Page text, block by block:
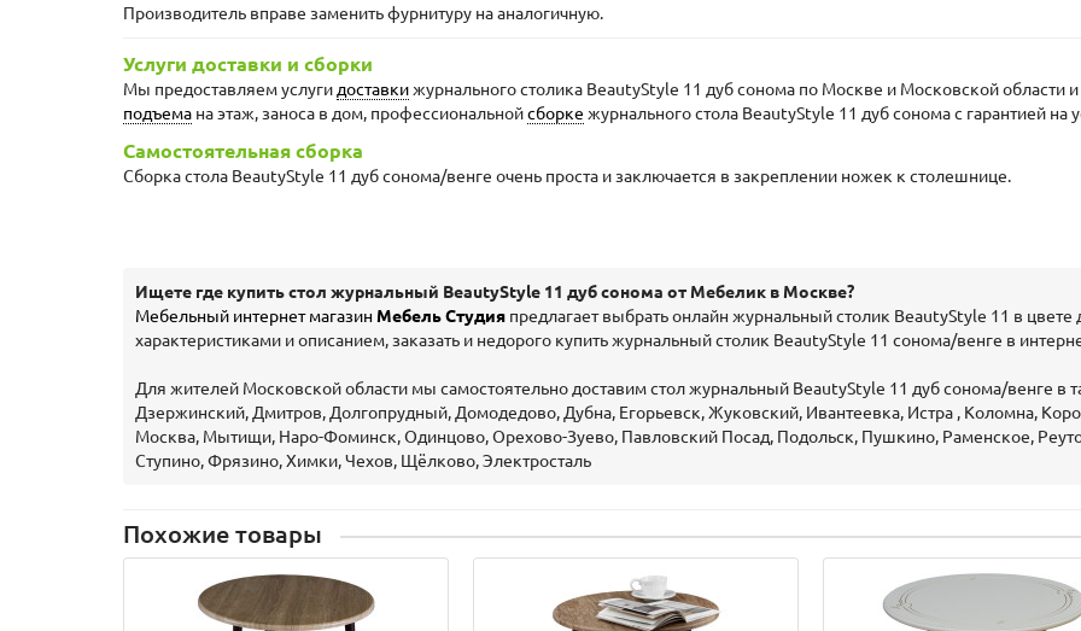
Производитель вправе заменить фурнитуру на аналогичную.
Услуги доставки и сборки
Мы предоставляем услуги доставкижурнального столика BeautyStyle 11 дуб сонома по Москве и Московской области
подъема на этаж, заноса в дом, профессиональнойсборке журнального стола BeautyStyle 11 дуб сонома с гарантией на
Самостоятельная сборка
Сборка стола BeautyStyle 11 дуб сонома/венге очень проста и заключается в закреплении ножек к столешнице.
Ищете где купить стол журнальный BeautyStyle 11 дуб сонома от Мебелик в Москве?
Мебельный интернет магазин Мебель Студия предлагает выбрать онлайн журнальный столик BeautyStyle 11 в
характеристиками и описанием, заказать и недорого купить журнальный столик BeautyStyle 11 сонома/венге в
Для жителей Московской области мы самостоятельно доставим стол журнальный BeautyStyle 11 дуб сонома/венге в
Дзержинский, Дмитров, Долгопрудный, Домодедово, Дубна, Егорьевск, Жуковский, Ивантеевка, Истра , Коломна,
Москва, Мытищи, Наро-Фоминск, Одинцово, Орехово-Зуево, Павловский Посад, Подольск, Пушкино, Раменское,
Ступино, Фрязино, Химки, Чехов, Щёлково, Электросталь
Похожие товары